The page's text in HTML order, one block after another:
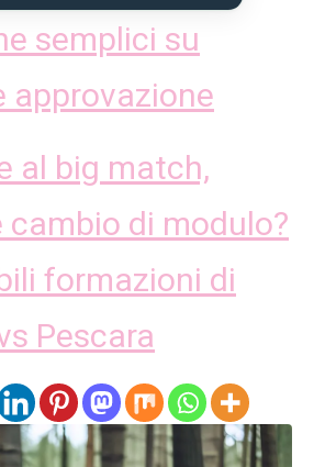
semplici su
approvazione
al big match,
cambio di modulo?
formazioni di
Pescara